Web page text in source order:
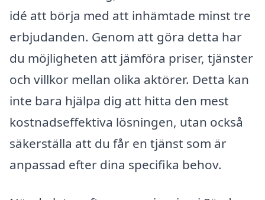
idé att börja med att inhämtade minst tre
erbjudanden. Genom att göra detta har
du möjligheten att jämföra priser, tjänster
och villkor mellan olika aktörer. Detta kan
inte bara hjälpa dig att hitta den mest
kostnadseffektiva lösningen, utan också
säkerställa att du får en tjänst som är
anpassad efter dina specifika behov.